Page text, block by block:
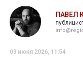
ПАВЕЛ
03 июня 2026, 11:54